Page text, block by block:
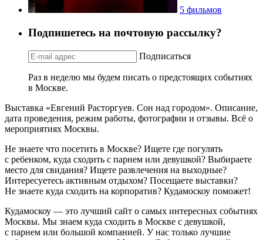
5 фильмов
Подпишетесь на почтовую рассылку?
Подписаться
Раз в неделю мы будем писать о предстоящих событиях
в Москве.
Выставка «Евгений Расторгуев. Сон над городом». Описание,
дата проведения, режим работы, фотографии и отзывы. Всё о
мероприятиях Москвы.
Не знаете что посетить в Москве? Ищете где погулять
с ребенком, куда сходить с парнем или девушкой? Выбираете
место для свидания? Ищете развлечения на выходные?
Интересуетесь активным отдыхом? Посещаете выставки?
Не знаете куда сходить на корпоратив? Кудамоскоу поможет!
Кудамоскоу — это лучший сайт о самых интересных событиях
Москвы. Мы знаем куда сходить в Москве с девушкой,
с парнем или большой компанией. У нас только лучшие